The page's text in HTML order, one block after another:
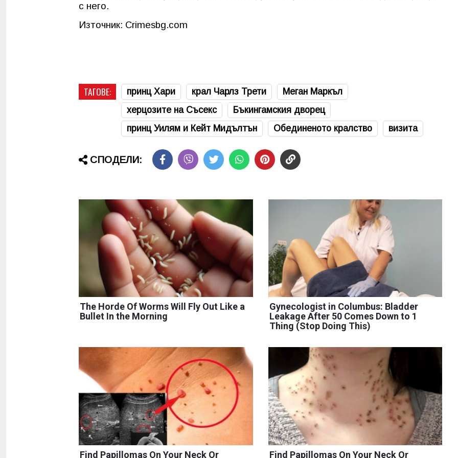
с него.
Източник: Crimesbg.com
ТАГОВЕ: принц Хари крал Чарлз Трети
Меган Маркъл
херцозите на Съсекс
Бъкингамския дворец
принц Уилям и Кейт Мидълтън
Обединеното кралство визита
СПОДЕЛИ:
The Horde Of Worms Will Fly Out Like a
Bullet In the Morning
Gynecologist in Columbus: Bladder
Leakage After 50 Comes Down to 1
Thing (Stop Doing This)
Find Papillomas On Your Neck Or Find Papillomas On Your Neck Or